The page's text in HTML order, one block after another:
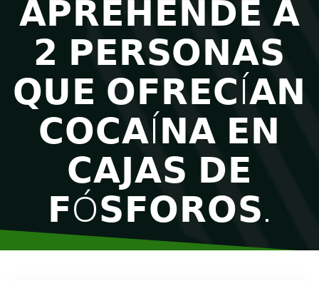
𝗔𝗣𝗥𝗘𝗛𝗘𝗡𝗗𝗘 𝗔
𝟮 𝗣𝗘𝗥𝗦𝗢𝗡𝗔𝗦
𝗤𝗨𝗘 𝗢𝗙𝗥𝗘𝗖Í𝗔𝗡
𝗖𝗢𝗖𝗔Í𝗡𝗔 𝗘𝗡
𝗖𝗔𝗝𝗔𝗦 𝗗𝗘
𝗙Ó𝗦𝗙𝗢𝗥𝗢𝗦.